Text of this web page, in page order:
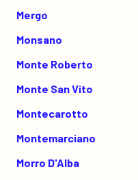
Mergo
Monsano
Monte Roberto
Monte San Vito
Montecarotto
Montemarciano
Morro D'Alba